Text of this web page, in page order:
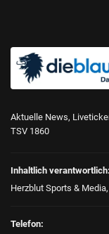
Aktuelle News,
TSV 1860
Inhaltlich verantwortlich:
Herzblut Sports &
Telefon: